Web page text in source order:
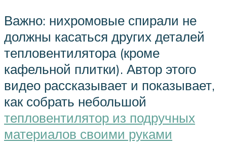
Важно: нихромовые спирали не
должны касаться других деталей
тепловентилятора (кроме
кафельной плитки). Автор этого
видео рассказывает и показывает,
как собрать небольшой
тепловентилятор из подручных
материалов своими руками